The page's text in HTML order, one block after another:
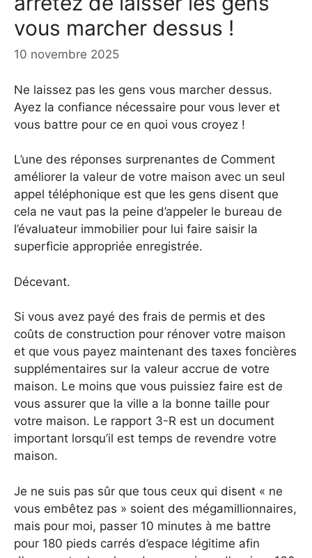
vous marcher dessus !
10 novembre 2025
Ne laissez pas les gens vous marcher dessus.
Ayez la confiance nécessaire pour vous lever et
vous battre pour ce en quoi vous croyez !
L’une des réponses surprenantes de Comment
améliorer la valeur de votre maison avec un seul
appel téléphonique est que les gens disent que
cela ne vaut pas la peine d’appeler le bureau de
l’évaluateur immobilier pour lui faire saisir la
superficie appropriée enregistrée.
Décevant.
Si vous avez payé des frais de permis et des
coûts de construction pour rénover votre maison
et que vous payez maintenant des taxes foncières
supplémentaires sur la valeur accrue de votre
maison. Le moins que vous puissiez faire est de
vous assurer que la ville a la bonne taille pour
votre maison. Le rapport 3-R est un document
important lorsqu’il est temps de revendre votre
maison.
Je ne suis pas sûr que tous ceux qui disent « ne
vous embêtez pas » soient des mégamillionnaires,
mais pour moi, passer 10 minutes à me battre
pour 180 pieds carrés d’espace légitime afin